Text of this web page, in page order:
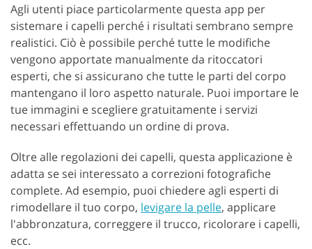
Agli utenti piace particolarmente questa app per
sistemare i capelli perché i risultati sembrano sempre
realistici. Ciò è possibile perché tutte le modifiche
vengono apportate manualmente da ritoccatori
esperti, che si assicurano che tutte le parti del corpo
mantengano il loro aspetto naturale. Puoi importare le
tue immagini e scegliere gratuitamente i servizi
necessari effettuando un ordine di prova.
Oltre alle regolazioni dei capelli, questa applicazione è
adatta se sei interessato a correzioni fotografiche
complete. Ad esempio, puoi chiedere agli esperti di
rimodellare il tuo corpo, levigare la pelle, applicare
l'abbronzatura, correggere il trucco, ricolorare i capelli,
ecc.